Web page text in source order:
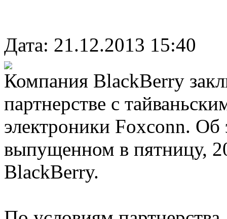
Дата: 21.12.2013 15:40
Компания BlackBerry
партнерстве с
электроники Foxconn. Об
выпущенном в пятницу,
BlackBerry.